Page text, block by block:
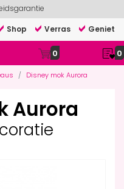
Shop
Verras Geniet
0 0
Disney mok Aurora
Aurora